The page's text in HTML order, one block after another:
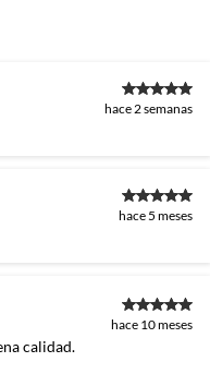
hace 2 semanas
hace 5 meses
hace 10 meses
calidad.